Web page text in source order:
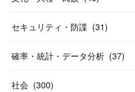
セキュリティ・防諜 (31)
確率・統計・データ分析 (37)
社会 (300)